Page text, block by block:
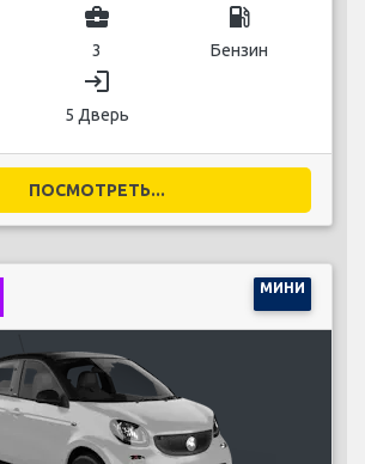
business_center
3
local_gas_station
Бензин
login
5 Дверь
ПОСМОТРЕТЬ...
МИНИ